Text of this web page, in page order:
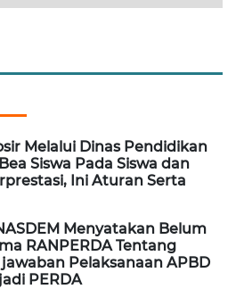
Melalui Dinas Pendidikan
Siswa Pada Siswa dan
Ini Aturan Serta
Menyatakan Belum
RANPERDA Tentang
Pelaksanaan APBD
PERDA